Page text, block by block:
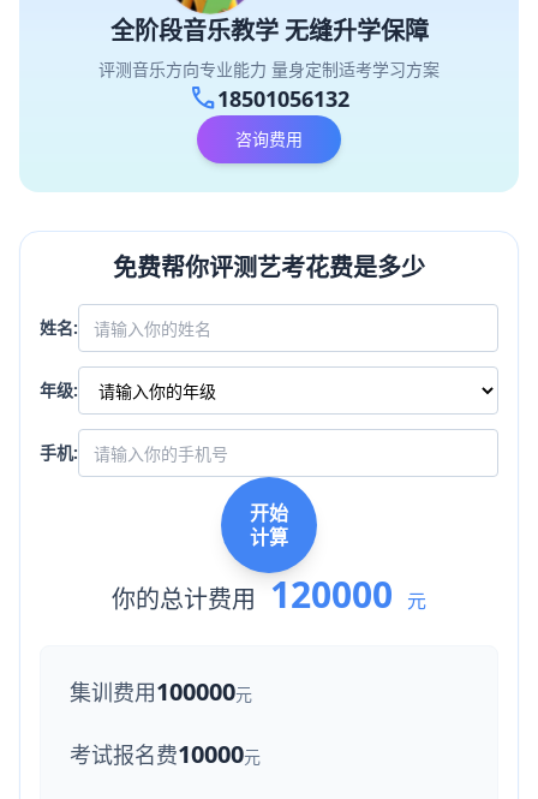
全阶段音乐教学 无缝升学保障
评测音乐方向专业能力 量身定制适考学习方案
call18501056132
咨询费用
免费帮你评测艺考花费是多少
姓名:
年级:
手机:
开始
计算
你的总计费用 120000 元
集训费用100000元
考试报名费10000元